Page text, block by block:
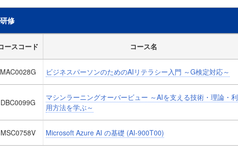
研修
ースコード コース名
MAC0028G ビジネスパーソンのためのAIリテラシー入門 ～G検定対応～
DBC0099G
マシンラーニングオーバービュー ～AIを支える技術・理論・利
用方法を学ぶ～
MSC0758V Microsoft Azure AI の基礎 (AI-900T00)